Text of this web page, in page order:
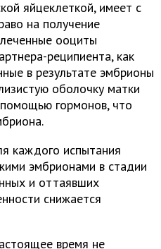
яйцеклеткой, имеет с
на получение
ооциты
реципиента, как
в результате эмбрионы
оболочку матки
гормонов, что
каждого испытания
эмбрионами в стадии
и оттаявших
снижается
время не